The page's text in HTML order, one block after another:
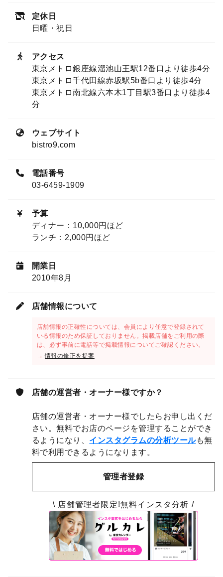
定休日
日曜・祝日
アクセス
東京メトロ銀座線溜池山王駅12番口より徒歩4分
東京メトロ千代田線赤坂駅5b番口より徒歩4分
東京メトロ南北線六本木1丁目駅3番口より徒歩4
分
ウェブサイト
bistro9.com
電話番号
03-6459-1909
予算
ディナー：10,000円ほど
ランチ：2,000円ほど
開業日
2010年8月
店舗情報について
店舗情報の正確性については、会員により任意で登録されて
いる情報のため保証しておりません。掲載店舗をご利用の際
は、必ず事前に電話等で掲載情報についてご確認ください。
→情報の修正を提案
店舗の運営者・オーナー様ですか？
店舗の運営者・オーナー様でしたらお申し出くだ
さい。無料でお店のページを管理することができ
るようになり、 インスタグラムの分析ツールも無
料で利用できるようになります。
管理者登録
\ 店舗管理者限定!無料インスタ分析 /